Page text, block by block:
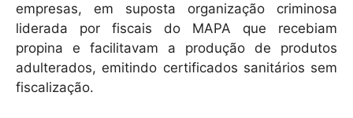
empresas, em suposta organização criminosa
liderada por fiscais do MAPA que recebiam
propina e facilitavam a produção de produtos
adulterados, emitindo certificados sanitários sem
fiscalização.